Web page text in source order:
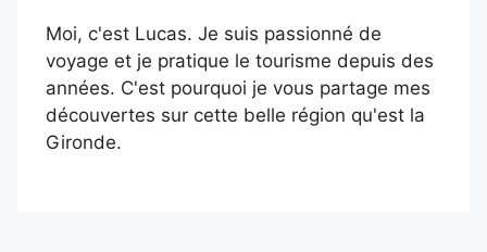
Moi, c'est Lucas. Je suis passionné de
voyage et je pratique le tourisme depuis des
années. C'est pourquoi je vous partage mes
découvertes sur cette belle région qu'est la
Gironde.